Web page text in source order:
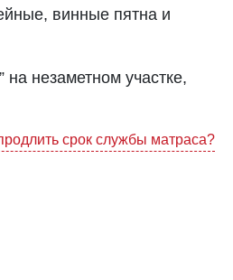
винные пятна и
незаметном участке,
срок службы матраса?